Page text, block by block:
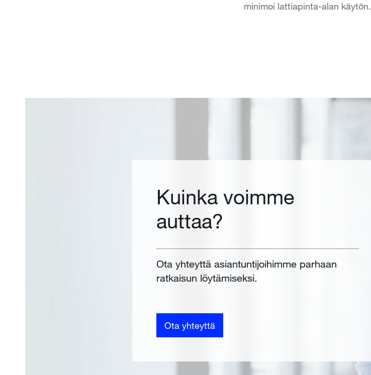
minimoi lattiapinta-alan käytön.
Kuinka voimme
auttaa?
Ota yhteyttä asiantuntijoihimme parhaan
ratkaisun löytämiseksi.
Ota yhteyttä